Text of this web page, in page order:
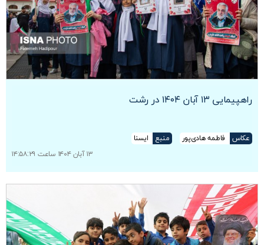
راهپیمایی ۱۳ آبان ۱۴۰۴ در رشت
عکاس فاطمه هادی‌پور منبع
ایسنا
۱۳ آبان ۱۴۰۴ ساعت ۱۴:۵۸:۲۹